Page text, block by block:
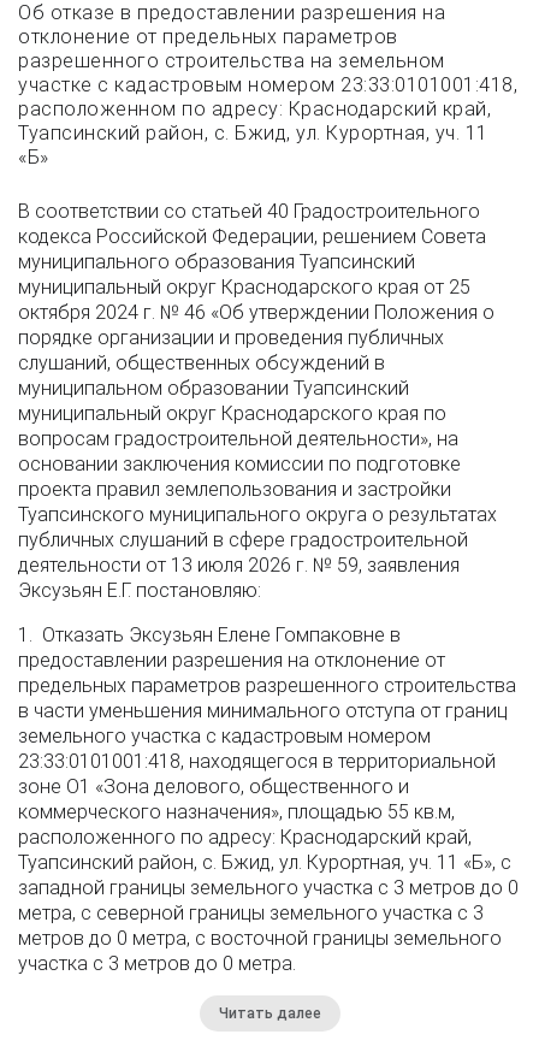
Об отказе в предоставлении разрешения на
отклонение от предельных параметров
разрешенного строительства на земельном
участке с кадастровым номером 23:33:0101001:418,
расположенном по адресу: Краснодарский край,
Туапсинский район, с. Бжид, ул. Курортная, уч. 11
«Б»
В соответствии со статьей 40 Градостроительного
кодекса Российской Федерации, решением Совета
муниципального образования Туапсинский
муниципальный округ Краснодарского края от 25
октября 2024 г. № 46 «Об утверждении Положения о
порядке организации и проведения публичных
слушаний, общественных обсуждений в
муниципальном образовании Туапсинский
муниципальный округ Краснодарского края по
вопросам градостроительной деятельности», на
основании заключения комиссии по подготовке
проекта правил землепользования и застройки
Туапсинского муниципального округа о результатах
публичных слушаний в сфере градостроительной
деятельности от 13 июля 2026 г. № 59, заявления
Эксузьян Е.Г. постановляю:
1. Отказать Эксузьян Елене Гомпаковне в
предоставлении разрешения на отклонение от
предельных параметров разрешенного строительства
в части уменьшения минимального отступа от границ
земельного участка с кадастровым номером
23:33:0101001:418, находящегося в территориальной
зоне О1 «Зона делового, общественного и
коммерческого назначения», площадью 55 кв.м,
расположенного по адресу: Краснодарский край,
Туапсинский район, с. Бжид, ул. Курортная, уч. 11 «Б», с
западной границы земельного участка с 3 метров до 0
метра, с северной границы земельного участка с 3
метров до 0 метра, с восточной границы земельного
участка с 3 метров до 0 метра.
Читать далее